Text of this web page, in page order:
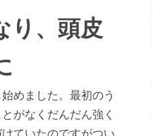
り、頭皮
めました。最初のう
がなくだんだん強く